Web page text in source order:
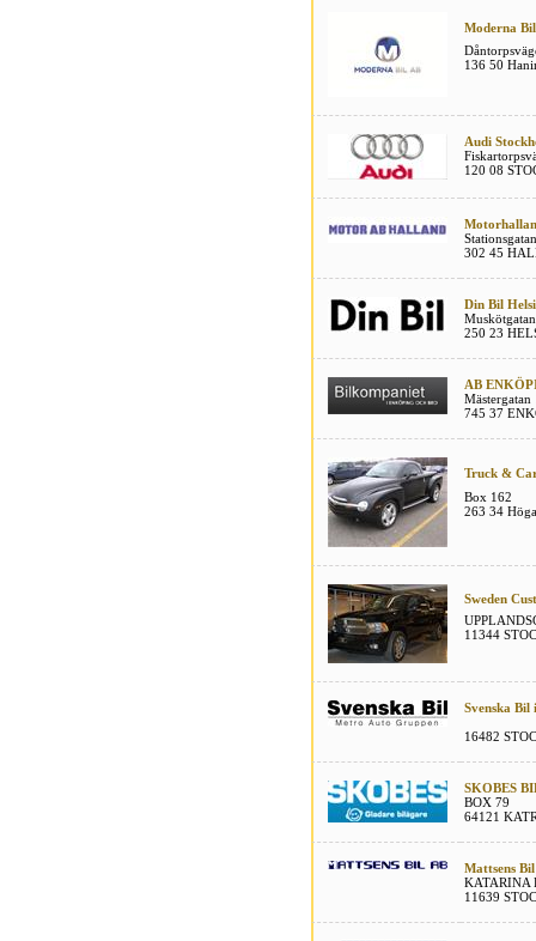
Moderna
136 50
Audi
120 08
302 45
Din Bil
250 23
AB
Mästergatan
745 37
Truck &
Box 162
263 34
Sweden
11344
Svenska Bil
16482
SKOBES
BOX 79
64121
Mattsens
KATARINA
11639